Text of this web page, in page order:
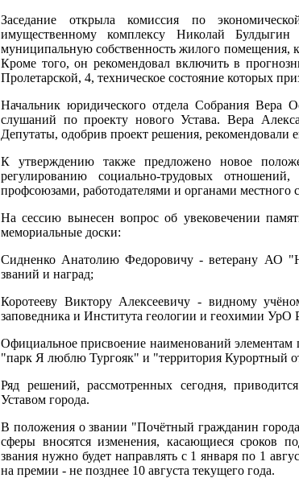
Заседание открыла комиссия по
имущественному комплексу Николай
муниципальную собственность жилого помещения,
Кроме того, он рекомендовал включить в
Пролетарской, 4, техническое состояние которых
Начальник юридического отдела Собрания Вера
слушаний по проекту нового Устава. Вера
Депутаты, одобрив проект решения, рекомендовали
К утверждению также предложено новое
регулированию социально-трудовых
профсоюзами, работодателями и органами местного
На сессию вынесен вопрос об увековечении
мемориальные доски:
Сидненко Анатолию Федоровичу - ветерану АО
званий и наград;
Коротееву Виктору Алексеевичу - видному
заповедника и Института геологии и геохимии
Официальное присвоение наименований элементам
"парк Я люблю Тургояк" и "территория Курортный
Ряд решений, рассмотренных сегодня,
Уставом города.
В положения о звании "Почётный гражданин
сферы вносятся изменения, касающиеся сроков
звания нужно будет направлять с 1 января по 1
на премии - не позднее 10 августа текущего года.